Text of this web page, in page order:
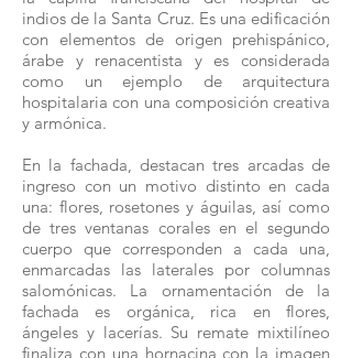
indios de la Santa Cruz. Es una edificación
con elementos de origen prehispánico,
árabe y renacentista y es considerada
como un ejemplo de arquitectura
hospitalaria con una composición creativa
y armónica.
En la fachada, destacan tres arcadas de
ingreso con un motivo distinto en cada
una: flores, rosetones y águilas, así como
de tres ventanas corales en el segundo
cuerpo que corresponden a cada una,
enmarcadas las laterales por columnas
salomónicas. La ornamentación de la
fachada es orgánica, rica en flores,
ángeles y lacerías. Su remate mixtilíneo
finaliza con una hornacina con la imagen